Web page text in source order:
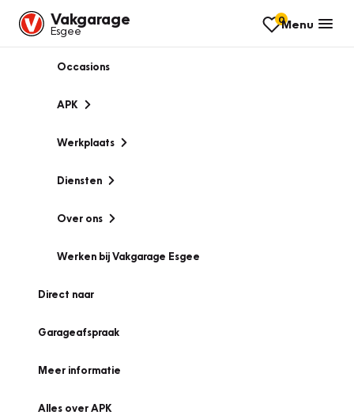
Vakgarage
Esgee
0Menu
Occasions
APK
Werkplaats
Diensten
Over ons
Werken bij Vakgarage Esgee
Direct naar
Garageafspraak
Meer informatie
Alles over APK